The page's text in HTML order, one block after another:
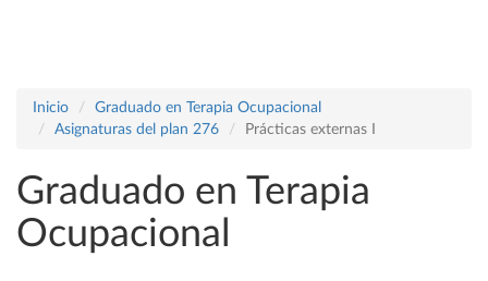
Inicio
Graduado en Terapia Ocupacional
Asignaturas del plan 276
Prácticas externas I
Graduado en Terapia
Ocupacional